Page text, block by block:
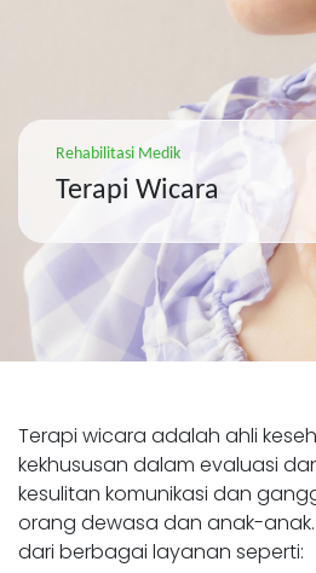
Rehabilitasi Medik
Terapi Wicara
Terapi wicara adalah ahli
kekhususan dalam evaluasi
kesulitan komunikasi dan
orang dewasa dan anak-
dari berbagai layanan seperti: